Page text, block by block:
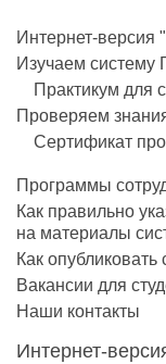
Интернет-
Изучаем
Практикум для
Проверяем
Сертификат
Программы
Как правильно
на материалы
Как
Вакансии для
Наши контакты
Интернет-